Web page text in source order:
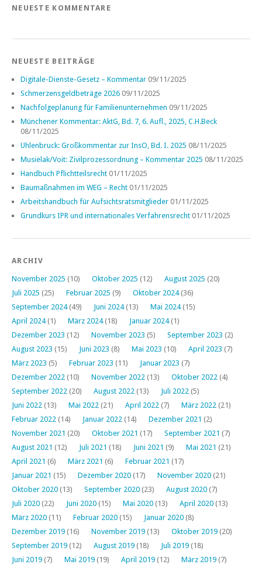
NEUESTE KOMMENTARE
NEUESTE BEITRÄGE
Digitale-Dienste-Gesetz – Kommentar 09/11/2025
Schmerzensgeldbeträge 2026 09/11/2025
Nachfolgeplanung für Familienunternehmen 09/11/2025
Münchener Kommentar: AktG, Bd. 7, 6. Aufl., 2025, C.H.Beck
08/11/2025
Uhlenbruck: Großkommentar zur InsO, Bd. I. 2025 08/11/2025
Musielak/Voit: Zivilprozessordnung – Kommentar 2025 08/11/2025
Handbuch Pflichtteilsrecht 01/11/2025
Baumaßnahmen im WEG – Recht 01/11/2025
Arbeitshandbuch für Aufsichtsratsmitglieder 01/11/2025
Grundkurs IPR und internationales Verfahrensrecht 01/11/2025
ARCHIV
November 2025 (10) Oktober 2025 (12) August 2025 (20)
Juli 2025 (25) Februar 2025 (9) Oktober 2024(36)
September 2024(49) Juni 2024(13) Mai 2024(15)
April 2024(1) März 2024(18) Januar 2024(1)
Dezember 2023 (12) November 2023 (5) September 2023 (2)
August 2023 (15) Juni 2023 (8) Mai 2023 (10) April 2023 (7)
März 2023 (5) Februar 2023 (11) Januar 2023 (7)
Dezember 2022 (10) November 2022 (13) Oktober 2022 (4)
September 2022 (20) August 2022 (13) Juli 2022 (5)
Juni 2022 (13) Mai 2022 (21) April 2022 (7) März 2022 (21)
Februar 2022 (14) Januar 2022 (14) Dezember 2021 (2)
November 2021 (20) Oktober 2021 (17) September 2021 (7)
August 2021 (12) Juli 2021 (18) Juni 2021 (9) Mai 2021 (21)
April 2021 (6) März 2021 (6) Februar 2021 (17)
Januar 2021 (15) Dezember 2020 (17) November 2020 (21)
Oktober 2020 (13) September 2020 (23) August 2020 (7)
Juli 2020 (22) Juni 2020 (15) Mai 2020 (13) April 2020 (13)
März 2020 (11) Februar 2020 (15) Januar 2020 (8)
Dezember 2019 (16) November 2019 (13) Oktober 2019 (20)
September 2019 (12) August 2019 (18) Juli 2019 (18)
Juni 2019 (7) Mai 2019 (19) April 2019 (12) März 2019 (7)